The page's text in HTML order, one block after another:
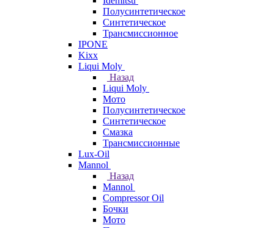
Полусинтетическое
Синтетическое
Трансмиссионное
IPONE
Kixx
Liqui Moly
Назад
Liqui Moly
Мото
Полусинтетическое
Синтетическое
Смазка
Трансмиссионные
Lux-Oil
Mannol
Назад
Mannol
Compressor Oil
Бочки
Мото